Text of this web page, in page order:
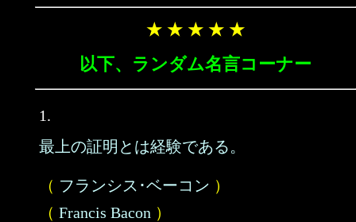
★ ★ ★ ★ ★
以下、ランダム名言コーナー
1.
最上の証明とは経験である。
（ フランシス･ベーコン ）
（ Francis Bacon ）